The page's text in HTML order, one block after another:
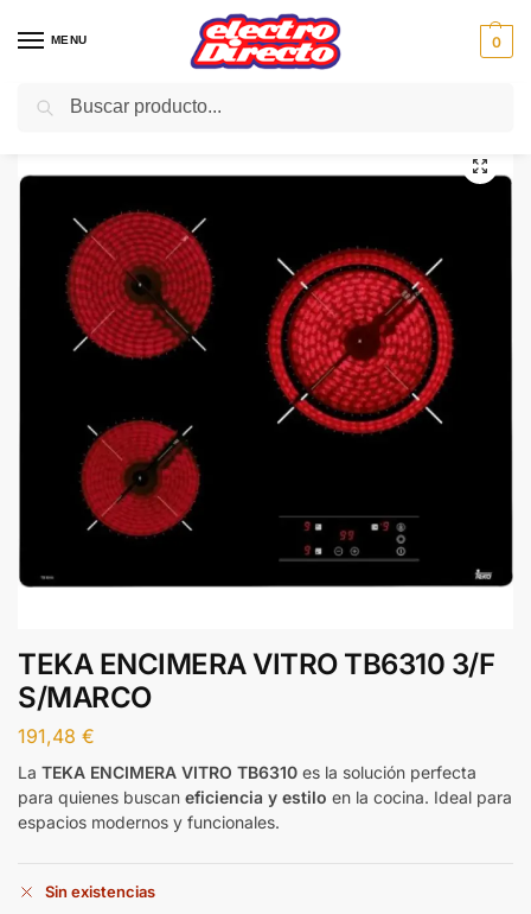
MENU 0
Inicio Gama blanca Encimeras
TEKA ENCIMERA VITRO TB6310 3/F
S/MARCO
191,48 €
La TEKA ENCIMERA VITRO TB6310 es la solución perfecta
para quienes buscan eficiencia y estilo en la cocina. Ideal para
espacios modernos y funcionales.
Sin existencias